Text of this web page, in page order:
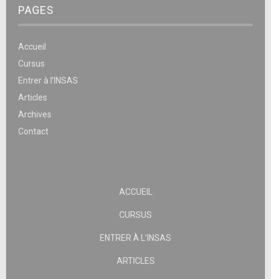
PAGES
Accueil
Cursus
Entrer à l’INSAS
Articles
Archives
Contact
ACCUEIL
CURSUS
ENTRER À L’INSAS
ARTICLES